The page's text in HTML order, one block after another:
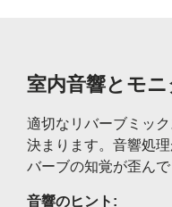
室内音響とモ
適切なリバーブミッ
決まります。音響処
バーブの知覚が歪んで
音響のヒント: